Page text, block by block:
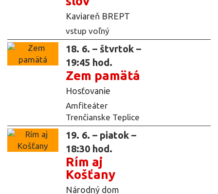
Kaviareň BREPT
vstup voľný
18. 6. – štvrtok –
19:45 hod.
Zem pamätá
Hosťovanie
Amfiteáter
Trenčianske Teplice
19. 6. – piatok –
18:30 hod.
Rím aj
Košťany
Národný dom